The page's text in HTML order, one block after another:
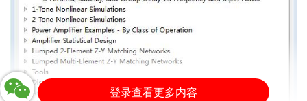
登录查看更多内容